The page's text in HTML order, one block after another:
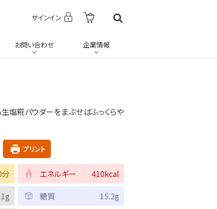
サインイン
お問い合わせ 企業情報
塩糀パウダーをまぶせばふっくらや
プリント
エネルギー
410kcal
糖質
15.2g